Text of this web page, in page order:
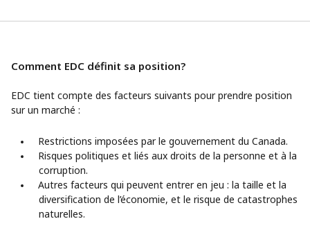
Comment EDC définit sa position?
EDC tient compte des facteurs suivants pour prendre position
sur un marché :
Restrictions imposées par le gouvernement du Canada.
Risques politiques et liés aux droits de la personne et à la
corruption.
Autres facteurs qui peuvent entrer en jeu : la taille et la
diversification de l’économie, et le risque de catastrophes
naturelles.